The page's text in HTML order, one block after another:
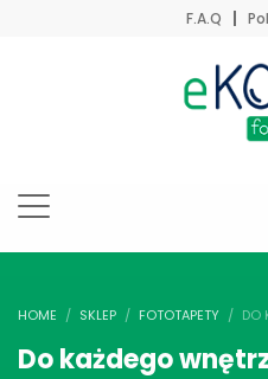
F.A.Q
HOME SKLEP FOTOTAPETY DO
Do każdego